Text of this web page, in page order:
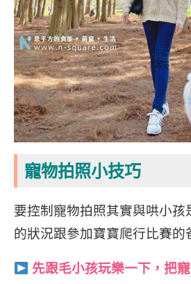
寵物拍照小技巧
要控制寵物拍照其實與哄小孩
的狀況跟參加寶寶爬行比賽的
先跟毛小孩玩樂一下，把